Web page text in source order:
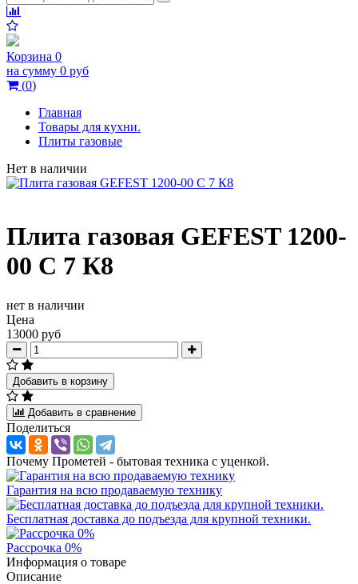
Корзина 0
на сумму 0 руб
(0)
Главная
Товары для кухни.
Плиты газовые
Нет в наличии
Плита газовая GEFEST 1200-
00 С 7 К8
нет в наличии
Цена
13000 руб
Добавить в корзину
Добавить в сравнение
Поделиться
Почему Прометей - бытовая техника с уценкой.
Гарантия на всю продаваемую технику
Бесплатная доставка до подъезда для крупной техники.
Рассрочка 0%
Информация о товаре
Описание